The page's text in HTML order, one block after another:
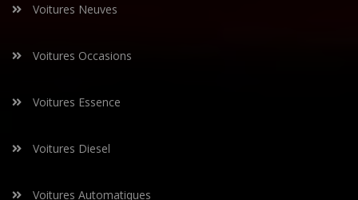
Voitures Neuves
Voitures Occasions
Voitures Essence
Voitures Diesel
Voitures Automatiques